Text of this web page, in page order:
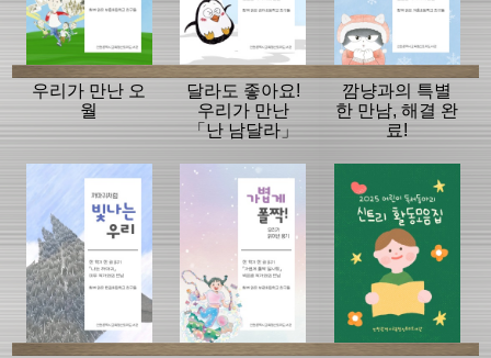
우리가 만난 오
월
달라도 좋아요!
우리가 만난
「난 남달라」
깜냥과의 특별
한 만남, 해결 완
료!